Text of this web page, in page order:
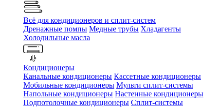
Всё для кондиционеров и сплит-систем
Дренажные помпы Медные трубы Хладагенты
Холодильные масла
Кондиционеры
Канальные кондиционеры Кассетные кондиционеры
Мобильные кондиционеры Мульти сплит-системы
Напольные кондиционеры Настенные кондиционеры
Подпотолочные кондиционеры Сплит-системы